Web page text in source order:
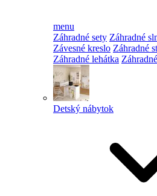
menu
Záhradné sety Záhradné
Závesné kreslo Záhradné
Záhradné lehátka
Detský nábytok